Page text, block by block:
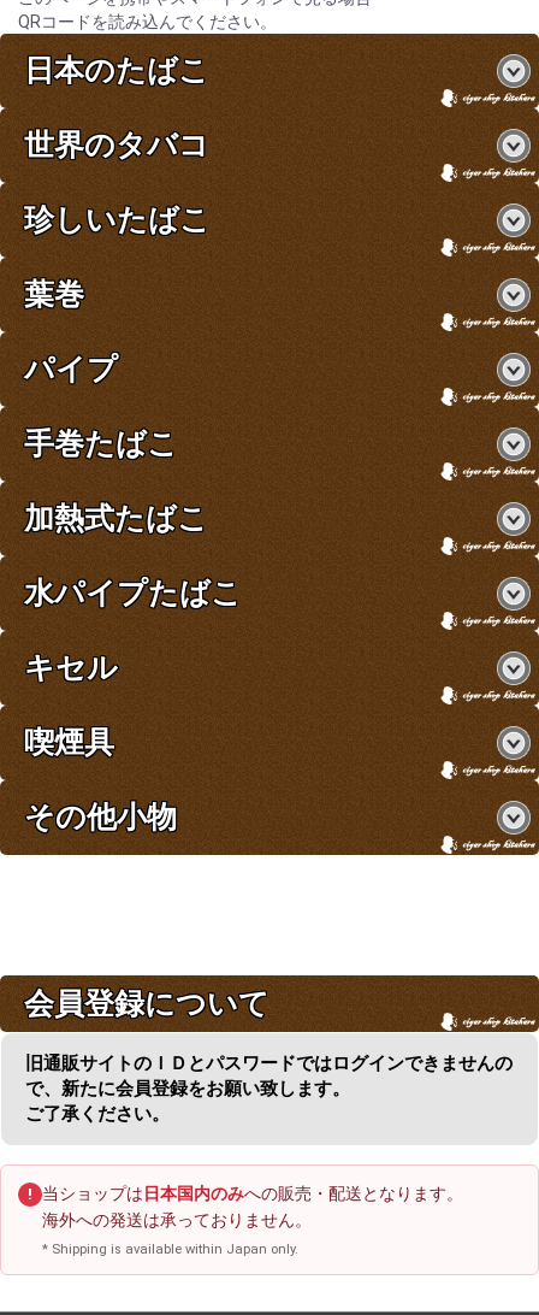
日本のたばこ
世界のタバコ
珍しいたばこ
葉巻
パイプ
手巻たばこ
加熱式たばこ
水パイプたばこ
キセル
喫煙具
その他小物
QRコードを読み込んでください。
会員登録について
旧通販サイトのＩＤとパスワードではログインできませんの
で、新たに会員登録をお願い致します。
ご了承ください。
! 当ショップは 日本国内のみへの販売・配送となります。
海外への発送は承っておりません。
* Shipping is available within Japan only.